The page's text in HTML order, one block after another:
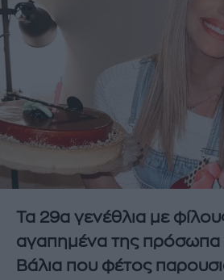
Τα 29α γενέθλια με
αγαπημένα της πρόσωπα
Βάλια που φέτος